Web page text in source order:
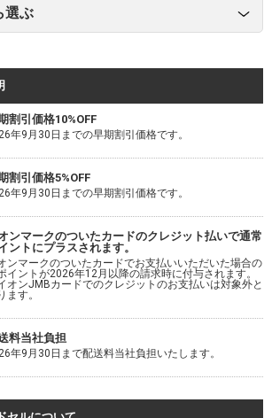
選ぶ
割引価格10%OFF
年9月30日までの早期割引価格です。
割引価格5%OFF
年9月30日までの早期割引価格です。
ンマークのついたカードのクレジット払いで通常
ントにプラスされます。
ンマークのついたカードでお支払いいただいた場合の
イントが2026年12月以降の請求時に付与されます。
オンJMBカードでのクレジットのお支払いは対象外と
ます。
料当社負担
年9月30日まで配送料当社負担いたします。